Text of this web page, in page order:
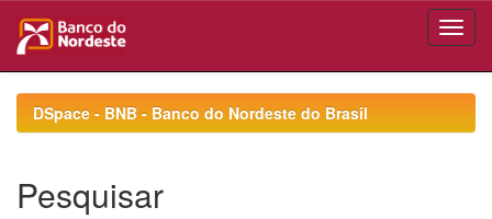
navigationDSpace - BNB - Banco do Nordeste do Brasil
Pesquisar